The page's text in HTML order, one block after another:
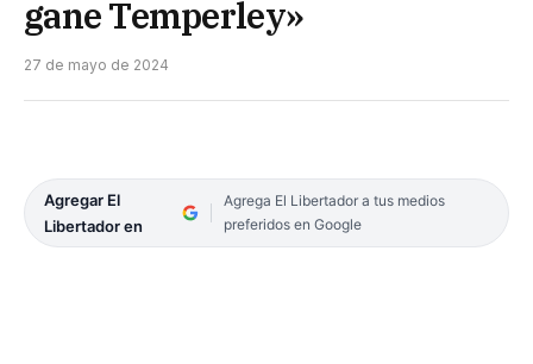
gane Temperley»
27 de mayo de 2024
Agregar El
Libertador en
Agrega El Libertador a tus medios
preferidos en Google